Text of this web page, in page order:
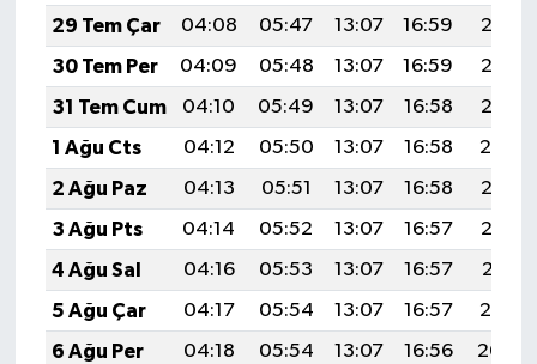
29 Tem Çar
04:08 05:47 13:07 16:59
20:17
30 Tem Per
04:09 05:48 13:07 16:59
20:16
31 Tem Cum
04:10 05:49 13:07 16:58
20:15
1 Ağu Cts
04:12 05:50 13:07 16:58
20:14
2 Ağu Paz
04:13 05:51 13:07 16:58
20:13
3 Ağu Pts
04:14 05:52 13:07 16:57
20:12
4 Ağu Sal
04:16 05:53 13:07 16:57
20:11
5 Ağu Çar
04:17 05:54 13:07 16:57
20:10
6 Ağu Per
04:18 05:54 13:07 16:56
20:09